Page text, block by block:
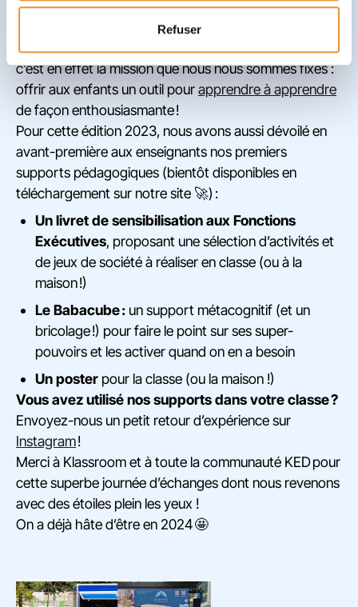
Refuser
Ce qui plait dans Babaoo, c’est que « l’aspect ludique
prime sur le théorique sans enlever la pertinence des
concepts diffusés au cours de l’expérience de jeu ». Et
c’est en effet la mission que nous nous sommes fixés :
offrir aux enfants un outil pourapprendre à apprendre
de façon enthousiasmante​ !
Pour cette édition 2023, nous avons aussi dévoilé en
avant-première aux enseignants nos premiers
supports pédagogiques (bientôt disponibles en
téléchargement sur notre site 🚀) :
Un livret de sensibilisation aux Fonctions
Exécutives, proposant une sélection d’activités et
de jeux de société à réaliser en classe (ou à la
maison !)
Le Babacube : un support métacognitif (et un
bricolage !) pour faire le point sur ses super-
pouvoirs et les activer quand on en a besoin
Un poster pour la classe (ou la maison !)
Vous avez utilisé nos supports dans votre classe ?
Envoyez-nous un petit retour d’expérience sur
Instagram!
Merci à Klassroom et à toute la communauté KED pour
cette superbe journée d’échanges dont nous revenons
avec des étoiles plein les yeux !
On a déjà hâte d’être en 2024 🤩